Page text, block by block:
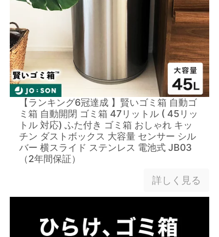
【ランキング6冠達成 】賢いゴミ箱 自動ゴ
ミ箱 自動開閉 ゴミ箱 47リットル ( 45リッ
トル 対応) ふた付き ゴミ箱 おしゃれ キッ
チン ダストボックス 大容量 センサー シル
バー 横スライド ステンレス 電池式 JB03
（2年間保証）
詳しく見る